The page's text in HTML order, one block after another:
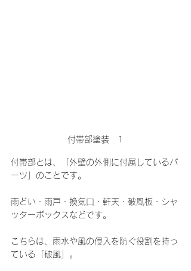
付帯部塗装　1
付帯部とは、「外壁の外側に付属しているパ
ーツ」のことです。
雨どい・雨戸・換気口・軒天・破風板・シャ
ッターボックスなどです。
こちらは、雨水や風の侵入を防ぐ役割を持っ
ている「破風」。